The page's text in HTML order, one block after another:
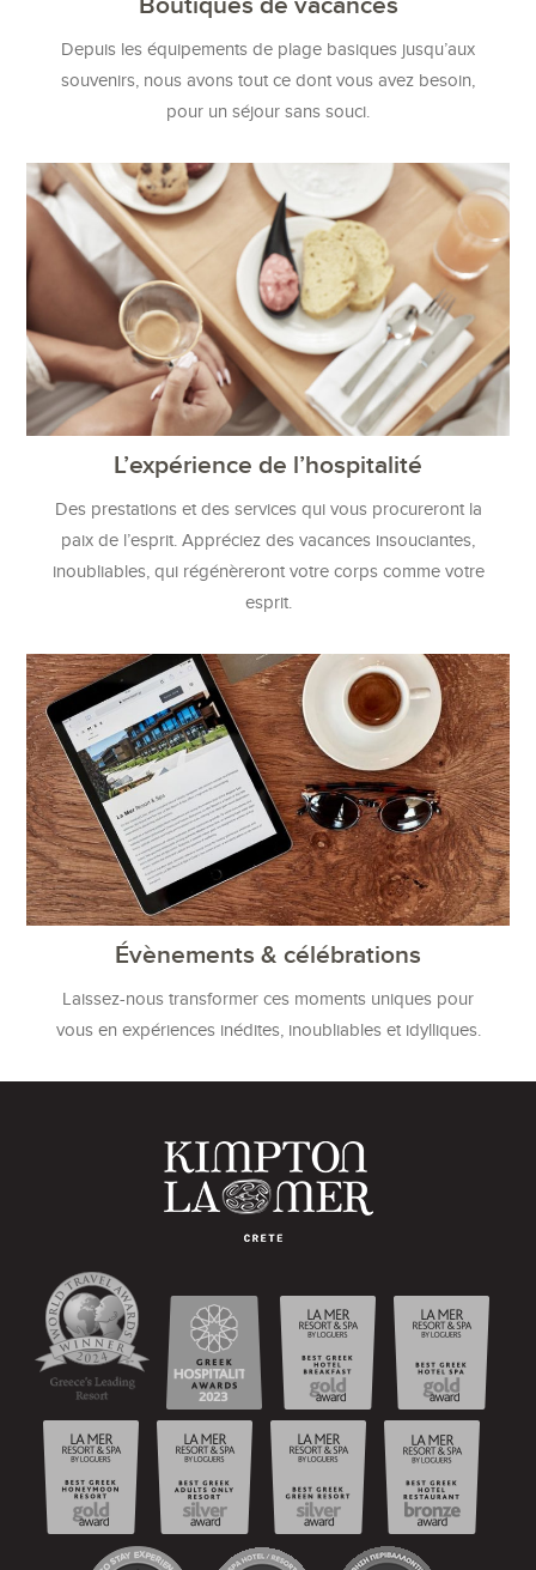
Depuis les équipements de plage basiques jusqu’aux
souvenirs, nous avons tout ce dont vous avez besoin,
pour un séjour sans souci.
L’expérience de l’hospitalité
Des prestations et des services qui vous procureront la
paix de l’esprit. Appréciez des vacances insouciantes,
inoubliables, qui régénèreront votre corps comme votre
esprit.
Évènements & célébrations
Laissez-nous transformer ces moments uniques pour
vous en expériences inédites, inoubliables et idylliques.